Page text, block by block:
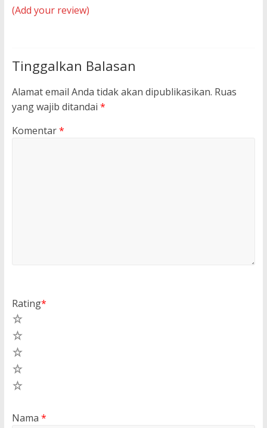
(Add your review)
Tinggalkan Balasan
Alamat email Anda tidak akan dipublikasikan. Ruas
yang wajib ditandai *
Komentar*
Rating*
Nama *